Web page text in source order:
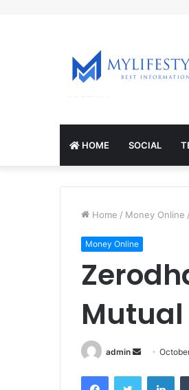
HOME SOCIAL
Home / Money Online /
Money Online
Mutual
admin
Send
email
FacebookTwitter